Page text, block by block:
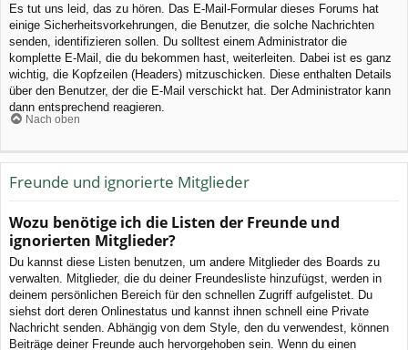
Es tut uns leid, das zu hören. Das E-Mail-Formular dieses Forums hat
einige Sicherheitsvorkehrungen, die Benutzer, die solche Nachrichten
senden, identifizieren sollen. Du solltest einem Administrator die
komplette E-Mail, die du bekommen hast, weiterleiten. Dabei ist es ganz
wichtig, die Kopfzeilen (Headers) mitzuschicken. Diese enthalten Details
über den Benutzer, der die E-Mail verschickt hat. Der Administrator kann
dann entsprechend reagieren.
Nach oben
Freunde und ignorierte Mitglieder
Wozu benötige ich die Listen der Freunde und
ignorierten Mitglieder?
Du kannst diese Listen benutzen, um andere Mitglieder des Boards zu
verwalten. Mitglieder, die du deiner Freundesliste hinzufügst, werden in
deinem persönlichen Bereich für den schnellen Zugriff aufgelistet. Du
siehst dort deren Onlinestatus und kannst ihnen schnell eine Private
Nachricht senden. Abhängig von dem Style, den du verwendest, können
Beiträge deiner Freunde auch hervorgehoben sein. Wenn du einen